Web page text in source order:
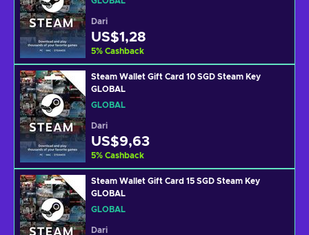
Dari
US$1,28
5% Cashback
Steam Wallet Gift Card 10 SGD Steam Key
GLOBAL
GLOBAL
Dari
US$9,63
5% Cashback
Steam Wallet Gift Card 15 SGD Steam Key
GLOBAL
GLOBAL
Dari